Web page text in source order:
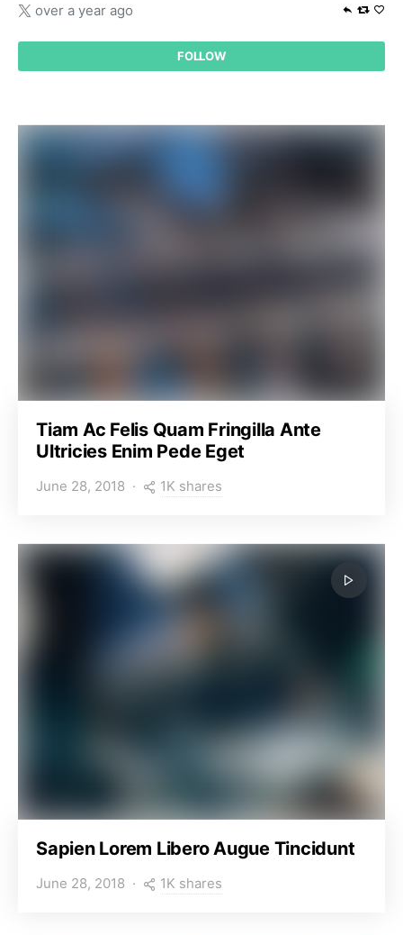
over a year ago
FOLLOW
Tiam Ac Felis Quam Fringilla Ante
Ultricies Enim Pede Eget
June 28, 2018 1K shares
Sapien Lorem Libero Augue Tincidunt
June 28, 2018 1K shares